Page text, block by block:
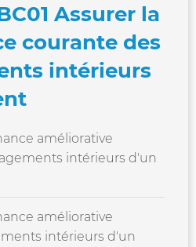
Assurer la
courante des
intérieurs
améliorative
intérieurs d'un
améliorative
intérieurs d'un